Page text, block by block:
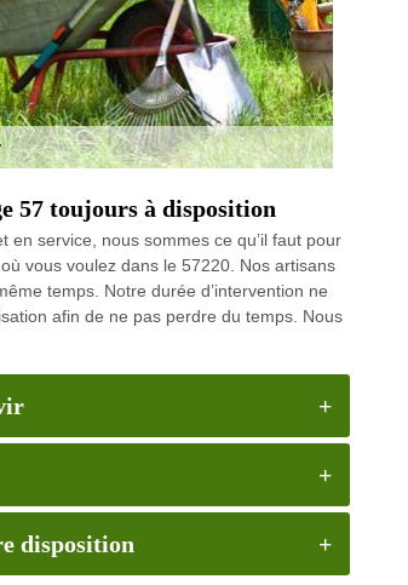
57 toujours à disposition
en service, nous sommes ce qu’il faut pour
vous voulez dans le 57220. Nos artisans
temps. Notre durée d’intervention ne
afin de ne pas perdre du temps. Nous
disposition